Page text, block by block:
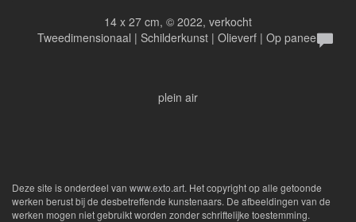
14 x 27 cm, © 2022, verkocht
Tweedimensionaal | Schilderkunst | Olieverf | Op paneel
plein air
Deze site is onderdeel van www.exto.art. Het copyright op alle getoonde
werken berust bij de desbetreffende kunstenaars. De afbeeldingen van de
werken mogen niet gebruikt worden zonder schriftelijke toestemming.